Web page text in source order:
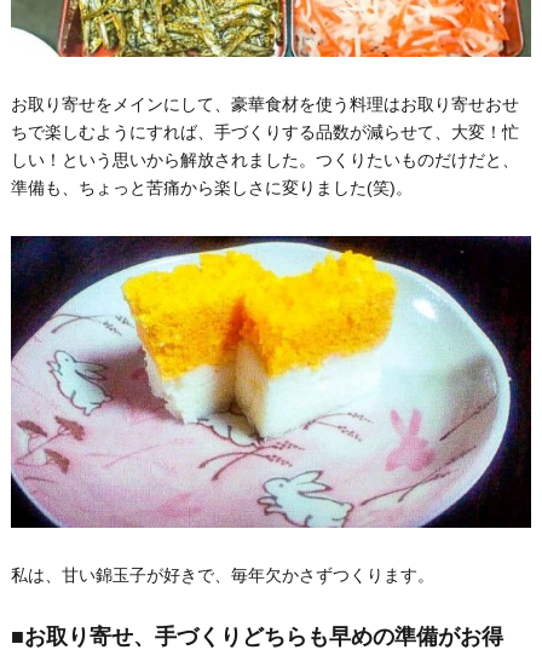
お取り寄せをメインにして、豪華食材を使う料理はお取り寄せおせ
ちで楽しむようにすれば、手づくりする品数が減らせて、大変！忙
しい！という思いから解放されました。つくりたいものだけだと、
準備も、ちょっと苦痛から楽しさに変りました(笑)。
私は、甘い錦玉子が好きで、毎年欠かさずつくります。
■お取り寄せ、手づくりどちらも早めの準備がお得